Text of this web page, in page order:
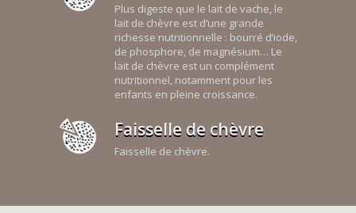
Plus digeste que le lait de vache, le
lait de chèvre est d’une grande
richesse nutritionnelle : bourré d’iode,
de phosphore, de magnésium… Le
lait de chèvre est un complément
nutritionnel, notamment pour les
enfants en pleine croissance.
Faisselle de chèvre
Faisselle de chèvre.